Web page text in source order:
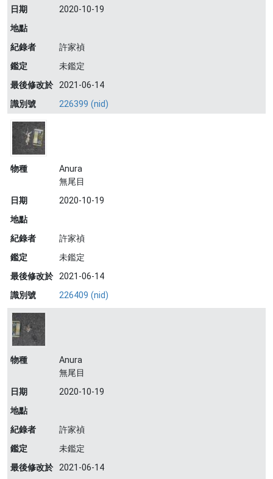
日期
2020-10-19
地點
紀錄者
許家禎
鑑定
未鑑定
最後修改於 2021-06-14
識別號
226399 (nid)
物種
Anura
無尾目
日期
2020-10-19
地點
紀錄者
許家禎
鑑定
未鑑定
最後修改於 2021-06-14
識別號
226409 (nid)
物種
Anura
無尾目
日期
2020-10-19
地點
紀錄者
許家禎
鑑定
未鑑定
最後修改於 2021-06-14